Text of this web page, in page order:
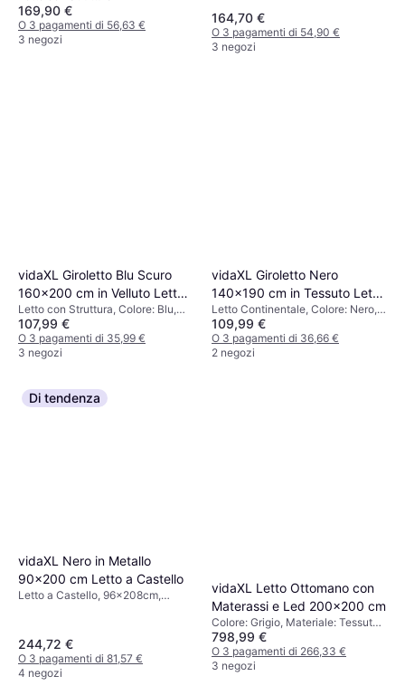
169,90 €
O 3 pagamenti di 56,63 €
3 negozi
164,70 €
O 3 pagamenti di 54,90 €
3 negozi
vidaXL Giroletto Blu Scuro
160x200 cm in Velluto Letto
con Struttura
Letto con Struttura, Colore: Blu,
Riempimento: Schiuma, Materiale:
Velluto, Poliestere
107,99 €
O 3 pagamenti di 35,99 €
3 negozi
vidaXL Giroletto Nero
140x190 cm in Tessuto Letto
Continentale
Letto Continentale, Colore: Nero,
Materiale: Legno, Tessuto
109,99 €
O 3 pagamenti di 36,66 €
2 negozi
Di tendenza
vidaXL Nero in Metallo
90x200 cm Letto a Castello
Letto a Castello, 96x208cm,
244,72 €
O 3 pagamenti di 81,57 €
4 negozi
vidaXL Letto Ottomano con
Materassi e Led 200x200 cm
Colore: Grigio, Materiale: Tessuto,
Poliestere
798,99 €
O 3 pagamenti di 266,33 €
3 negozi